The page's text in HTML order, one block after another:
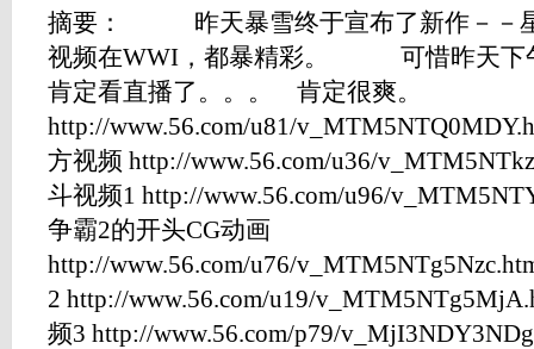
摘要： 昨天暴雪终于宣布了新作－－星
视频在WWI，都暴精彩。 可惜昨天下
肯定看直播了。。。 肯定很爽。
http://www.56.com/u81/
方视频 http://www.56.com/u36/
斗视频1 http://www.56.com/u96/
争霸2的开头CG动画
http://www.56.com/u76/
2 http://www.56.com/u19/
频3 http://www.56.com/p79/